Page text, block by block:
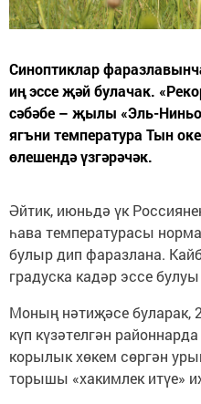
Синоптиклар
иң эссе җәй булачак.
сәбәбе – җылы «Эль-
ягъни температура Тын
өлешендә үзгәрәчәк.
Әйтик, июньдә үк
һава температурасы
булыр дип фаразлана.
градуска кадәр эссе булуы
Моның нәтиҗәсе буларак,
күп күзәтелгән
корылык хөкем сөргән
торышы «хакимлек итүе»